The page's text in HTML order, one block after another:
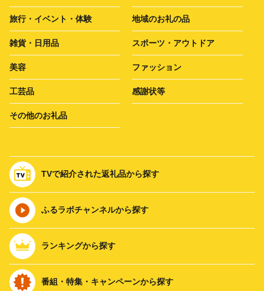
旅行・イベント・体験 地域のお礼の品
雑貨・日用品 スポーツ・アウトドア
美容 ファッション
工芸品 感謝状等
その他のお礼品
TVで紹介された返礼品から探す
ふるラボチャンネルから探す
ランキングから探す
番組・特集・キャンペーンから探す